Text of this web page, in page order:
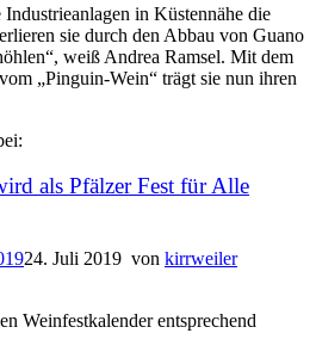
in Küstennähe die
sie durch den Abbau von Guano
weiß Andrea Ramsel. Mit dem
„Pinguin-Wein“ trägt sie nun ihren
als Pfälzer Fest für Alle
24. Juli 2019 von kirrweiler
Weinfestkalender entsprechend